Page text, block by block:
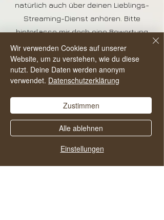
natürlich auch über deinen Lieblings-
Streaming-Dienst anhören. Bitte
hinterlasse mir doch eine Bewertung
da, das hilft anderen den Podcast zu
finden und noch mehr Menschen in ein
alkoholfreies und zufriedenes Leben zu
starten.
Wir verwenden Cookies auf unserer
Website, um zu verstehen, wie du diese
nutzt. Deine Daten werden anonym
verwendet. Datenschutzerklärung
Einstellungen
Alle ablehnen
Zustimmen